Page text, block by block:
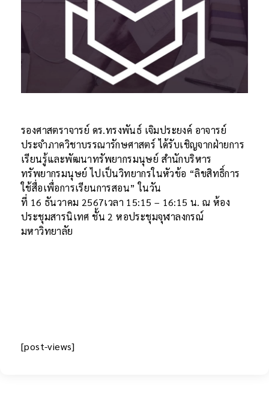
รองศาสตราจารย์ ดร.ทรงพันธ์ เจิมประยงค์ อาจารย์
ประจำภาควิชาบรรณารักษศาสตร์ ได้รับเชิญจากฝ่ายการ
เรียนรู้และพัฒนาทรัพยากรมนุษย์ สำนักบริหาร
ทรัพยากรมนุษย์ ไปเป็นวิทยากรในหัวข้อ “ลิขสิทธิ์การ
ใช้สื่อเพื่อการเรียนการสอน” ในวัน
ที่ 16 ธันวาคม 2567เวลา 15:15 – 16:15 น. ณ ห้อง
ประชุมสารนิเทศ ชั้น 2 หอประชุมจุฬาลงกรณ์
มหาวิทยาลัย
[post-views]